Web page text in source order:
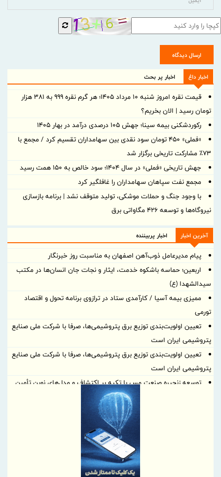
ارسال دیدگاه
اخبار داغ اخبار پر بحث
قیمت نقره امروز شنبه ۱۰ مرداد ۱۴۰۵؛ هر گرم نقره ۹۹۹ به ۳۸۱ هزار
تومان رسید | الان بخریم؟
رکوردشکنی بیمه سینا؛ جهش 105 درصدی درآمد در بهار 1405
«فملی» ۴۵۰ تومان سود نقدی بین سهامداران تقسیم کرد / مجمع با
۷۳٪ مشارکت تاریخی برگزار شد
جهش تاریخی «فملی» در سال ۱۴۰۴؛ سود خالص به ۱۵۰ همت رسید
مجمع نفت سپاهان سهامداران را غافلگیر کرد
با وجود جنگ و حملات موشکی، تولید متوقف نشد | برنامه بازسازی
نیروگاه‌ها و توسعه ۴۲۶ مگاواتی برق
آخرین اخبار اخبار پربیننده
پیام مدیرعامل ذوب‌آهن اصفهان به مناسبت روز خبرنگار
اربعین؛ حماسه باشکوه خدمت، ایثار و نجات جان انسان‌ها در مکتب
سیدالشهدا (ع)
ممیزی بیمه آسیا / کارآمدی ستاد در ترازوی برنامه تحول و اقتصاد
تورمی
تعیین اولویت‌بندی توزیع برق پتروشیمی‌ها، صرفا با شرکت ملی صنایع
پتروشیمی ایران است
تعیین اولویت‌بندی توزیع برق پتروشیمی‌ها، صرفا با شرکت ملی صنایع
پتروشیمی ایران است
توسعه زنجیره صنعت مس با تکیه بر اکتشاف و مدل‌های نوین تأمین
ایران، شریک راهبردی اتحادیه اقتصادی اوراسیا در مسیر توسعه تجارت
پرداخت مطالبات بازنشستگان در اولویت تأمین اجتماعی؛ پیگیری برای
نشست هم افزایی ستاد اربعین بیمه ایران و سازمان حج و زیارت برگزار